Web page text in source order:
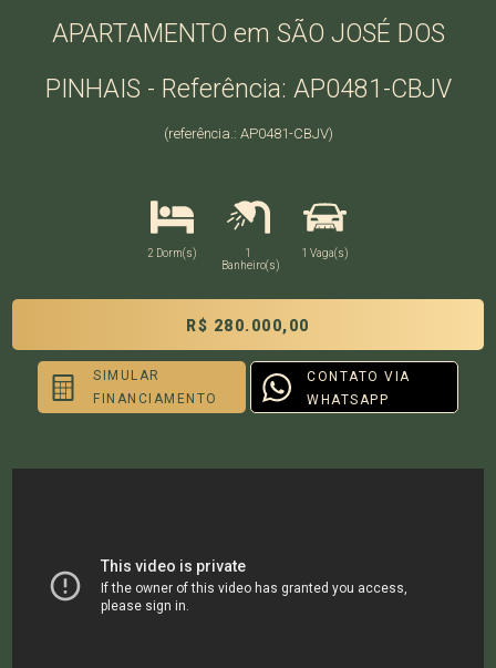
APARTAMENTO em SÃO JOSÉ DOS
PINHAIS - Referência: AP0481-CBJV
(referência.: AP0481-CBJV)
2 Dorm(s)
1
Banheiro(s)
1 Vaga(s)
R$ 280.000,00
SIMULAR
FINANCIAMENTO
CONTATO VIA
WHATSAPP